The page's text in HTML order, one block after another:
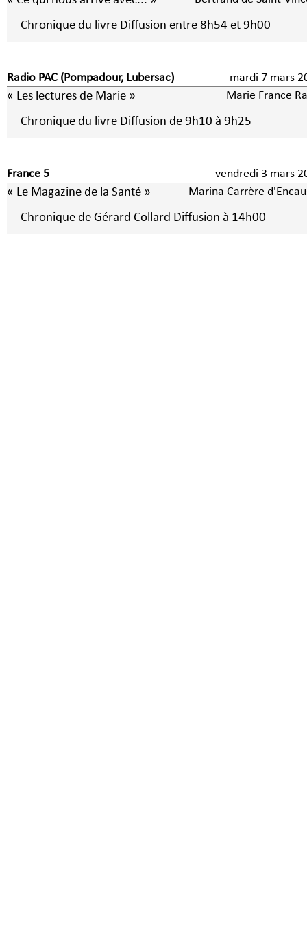
Chronique du livre Diffusion entre 8h54 et 9h00
Radio PAC (Pompadour, Lubersac) mardi 7 mars
« Les lectures de Marie » Marie France
Chronique du livre Diffusion de 9h10 à 9h25
France 5 vendredi 3
« Le Magazine de la Santé » Marina Carrère
Chronique de Gérard Collard Diffusion à 14h00